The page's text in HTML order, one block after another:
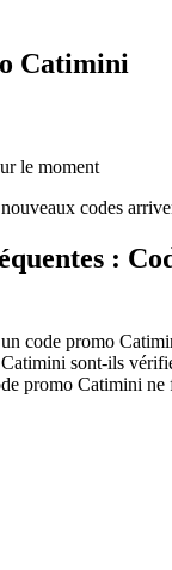
Catimini
le moment
codes
:
code promo
Catimini sont-ils
promo Catimini ne